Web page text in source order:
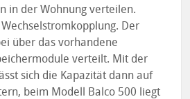
in der Wohnung verteilen.
Der
über das vorhandene
verteilt. Mit der
sich die Kapazität dann auf
beim Modell Balco 500 liegt